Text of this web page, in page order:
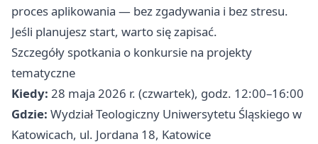
proces aplikowania — bez zgadywania i bez stresu.
Jeśli planujesz start, warto się zapisać.
Szczegóły spotkania o konkursie na projekty
tematyczne
Kiedy: 28 maja 2026 r. (czwartek), godz. 12:00–16:00
Gdzie: Wydział Teologiczny Uniwersytetu Śląskiego w
Katowicach, ul. Jordana 18, Katowice